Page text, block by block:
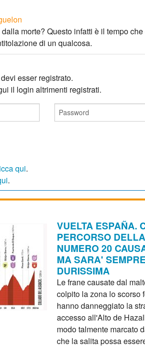
morte? Questo infatti è il tempo
di un qualcosa.
esser registrato.
il login altrimenti registrati.
qui.
.
VUELTA ESPAÑA.
PERCORSO
NUMERO 20
MA SARA' SEMPRE
DURISSIMA
Le frane causate dal
colpito la zona lo scorso
hanno danneggiato la
accesso all'Alto de
modo talmente marcato
che la salita possa